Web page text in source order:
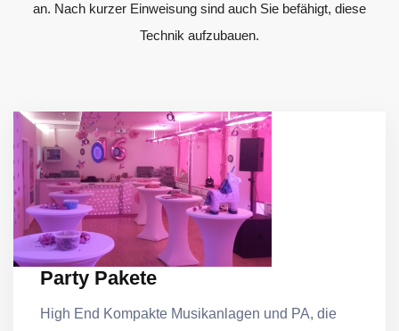
an. Nach kurzer Einweisung sind auch Sie befähigt, diese
Technik aufzubauen.
Party Pakete
High End Kompakte Musikanlagen und PA, die